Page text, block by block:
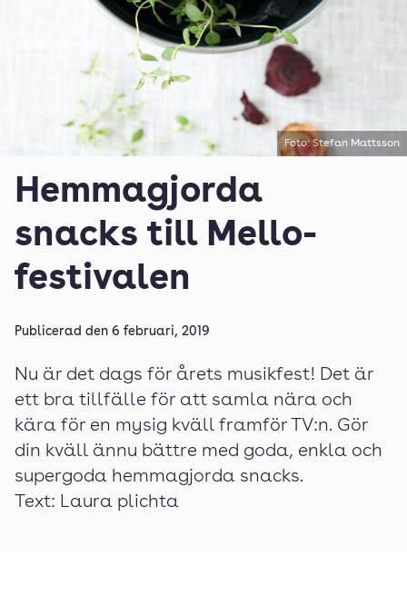
Foto: Stefan Mattsson
Hemmagjorda
snacks till Mello-
festivalen
Publicerad den 6 februari, 2019
Nu är det dags för årets musikfest! Det är
ett bra tillfälle för att samla nära och
kära för en mysig kväll framför TV:n. Gör
din kväll ännu bättre med goda, enkla och
supergoda hemmagjorda snacks.
Text: Laura plichta